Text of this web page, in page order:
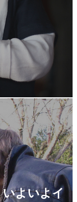
よいよイ